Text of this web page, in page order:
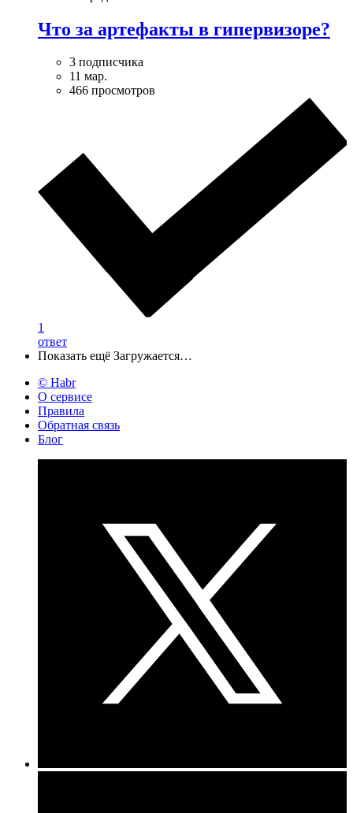
Что за артефакты в гипервизоре?
3 подписчика
11 мар.
466 просмотров
1
ответ
Показать ещё Загружается…
© Habr
О сервисе
Правила
Обратная связь
Блог